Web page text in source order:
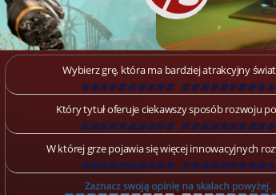
Wybierz grę, która ma bardziej atrakcyjny
[\\\\\\\\\ \\\\\\\\\]
Który tytuł oferuje ciekawszy sposób rozwoju
[\\\\\\\\\ \\\\\\\\\]
W której grze pojawia się więcej innowacyjnych
[\\\\\\\\\ \\\\\\\\\]